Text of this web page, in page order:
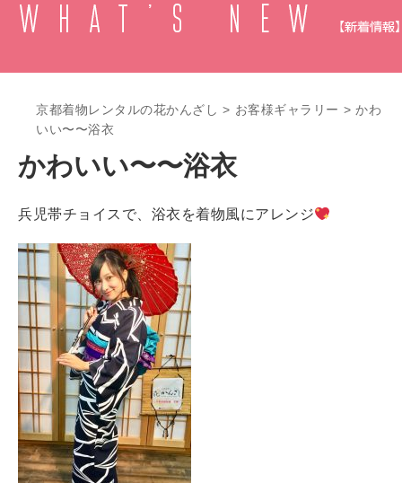
京都着物レンタルの花かんざし > お客様ギャラリー > かわ
いい〜〜浴衣
かわいい〜〜浴衣
兵児帯チョイスで、浴衣を着物風にアレンジ